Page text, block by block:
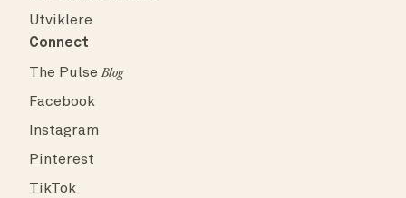
Utviklere
Connect
The PulseBlog
Facebook
Instagram
Pinterest
TikTok